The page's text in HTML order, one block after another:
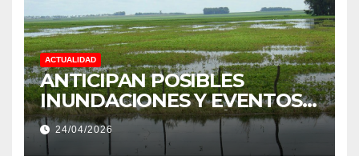
ACTUALIDAD
ANTICIPAN POSIBLES
INUNDACIONES Y EVENTOS
EXTREMOS: “PODRÍA SER UN
NIÑO MUY IMPORTANTE”
24/04/2026